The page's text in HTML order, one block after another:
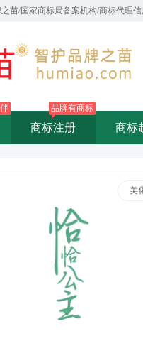
苗/国家商标局备案机构/商标代理
商标注册
品牌有商标
商标
美